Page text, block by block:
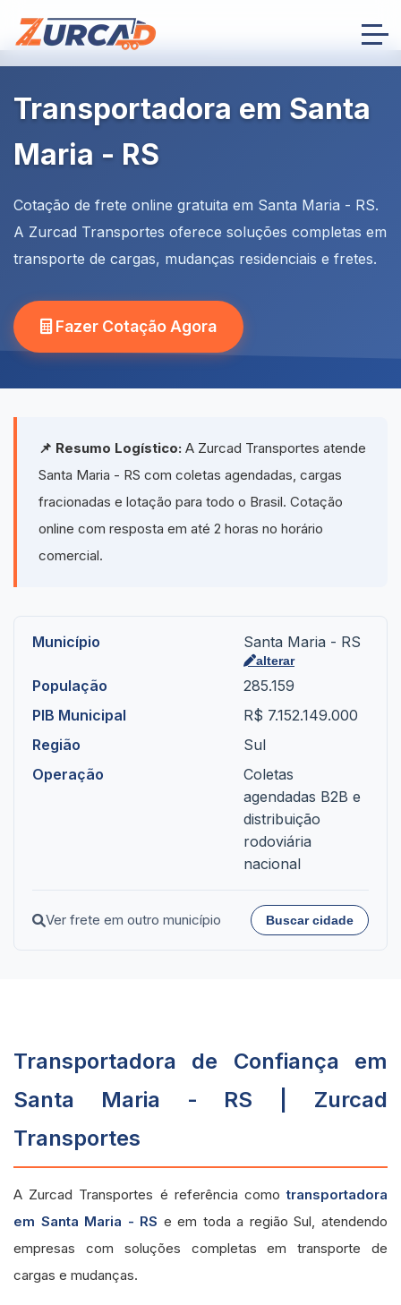
Transportadora em Santa
Maria - RS
Cotação de frete online gratuita em Santa Maria - RS.
A Zurcad Transportes oferece soluções completas em
transporte de cargas, mudanças residenciais e fretes.
Fazer Cotação Agora
📌 Resumo Logístico: A Zurcad Transportes atende
Santa Maria - RS com coletas agendadas, cargas
fracionadas e lotação para todo o Brasil. Cotação
online com resposta em até 2 horas no horário
comercial.
Município Santa Maria - RS
alterar
População
285.159
PIB Municipal
R$ 7.152.149.000
Região
Sul
Operação
Coletas
agendadas B2B e
distribuição
rodoviária
nacional
Ver frete em outro município Buscar cidade
Transportadora de Confiança em
Santa Maria - RS | Zurcad
Transportes
A Zurcad Transportes é referência comotransportadora
em Santa Maria - RS e em toda a região Sul, atendendo
empresas com soluções completas em transporte de
cargas e mudanças.